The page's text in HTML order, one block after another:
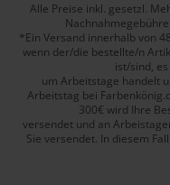
Alle Preise inkl. gesetzl.
*Ein Versand innerhalb von
wenn der/die bestellte/n
ist/sind,
um Arbeitstage handelt
Arbeitstag bei
300€ wird Ihre
versendet und an
Sie versendet. In diesem